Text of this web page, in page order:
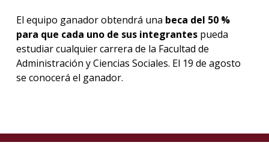
El equipo ganador obtendrá una beca del 50 %
para que cada uno de sus integrantespueda
estudiar cualquier carrera de la Facultad de
Administración y Ciencias Sociales. El 19 de agosto
se conocerá el ganador.